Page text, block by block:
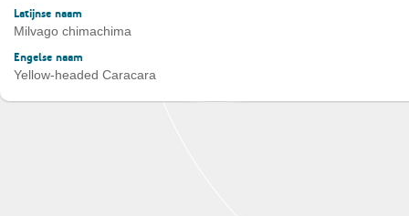
Latijnse naam
Milvago chimachima
Engelse naam
Yellow-headed Caracara